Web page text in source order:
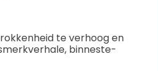
te verhoog en
binneste-